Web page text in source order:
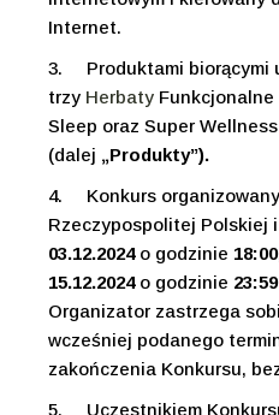
Internet.
3.
Produktami biorącymi
trzy Herbaty Funkcjonalne
Sleep oraz Super
(dalej „Produkty”).
4.
Konkurs
Rzeczypospolitej Polskiej
03.12.2024 o godzinie 18:00
15.12.2024o godzinie 23:59
Organizator zastrzega
wcześniej podanego
zakończenia Konkursu,
5.
Uczestnikiem